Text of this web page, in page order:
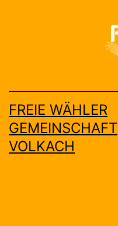
FREIE WÄHLER
GEMEINSCHAFT
VOLKACH